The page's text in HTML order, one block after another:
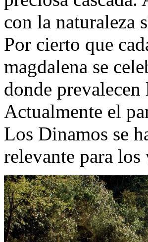
con la naturaleza
Por cierto que
magdalena se
donde
Actualmente el
Los Dinamos se
relevante para los